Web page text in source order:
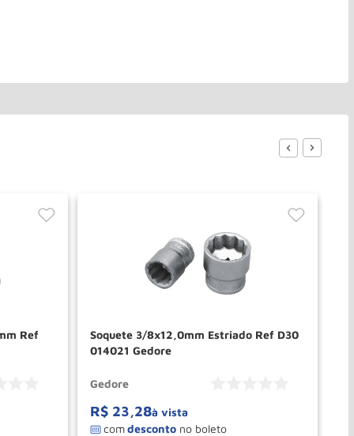
Ref
Soquete 3/8x12,0mm Estriado Ref D30
014021 Gedore
Gedore
R$ 23,28à vista